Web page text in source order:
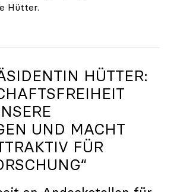
Hütter.
sich gegen zunehmende Gefahr
HÜTTER:
UND MACHT
FÜR